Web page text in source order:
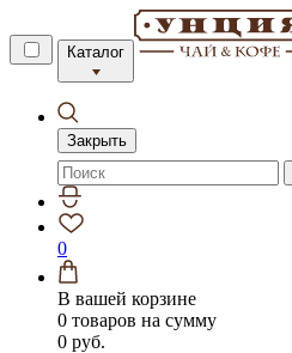
Каталог
Закрыть
0
В вашей корзине
0 товаров на сумму
0 руб.